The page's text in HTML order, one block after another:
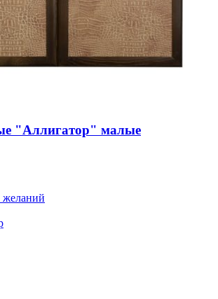
"Аллигатор" малые
желаний